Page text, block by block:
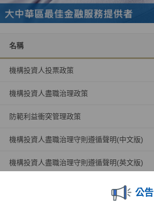
公告
名稱
機構投資人投票政策
機構投資人盡職治理政策
防範利益衝突管理政策
機構投資人盡職治理守則遵循聲明(中文版)
機構投資人盡職治理守則遵循聲明(英文版)